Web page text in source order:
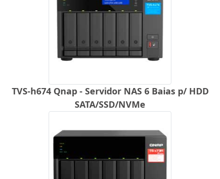
TVS-h674 Qnap - Servidor NAS 6 Baias p/ HDD
SATA/SSD/NVMe